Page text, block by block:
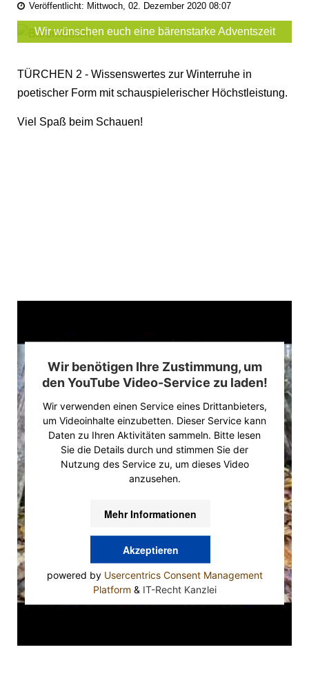
Veröffentlicht: Mittwoch, 02. Dezember 2020 08:07
Wir wünschen euch eine bärenstarke Adventszeit
TÜRCHEN 2 - Wissenswertes zur Winterruhe in
poetischer Form mit schauspielerischer Höchstleistung.
Viel Spaß beim Schauen!
Wir benötigen Ihre Zustimmung, um
den YouTube Video-Service zu laden!
Wir verwenden einen Service eines Drittanbieters,
um Videoinhalte einzubetten. Dieser Service kann
Daten zu Ihren Aktivitäten sammeln. Bitte lesen
Sie die Details durch und stimmen Sie der
Nutzung des Service zu, um dieses Video
anzusehen.
Mehr Informationen
Akzeptieren
powered by Usercentrics Consent Management
Platform & IT-Recht Kanzlei